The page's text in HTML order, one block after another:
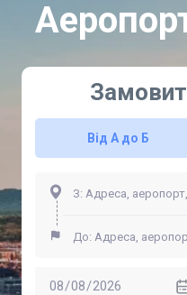
Від А до Б